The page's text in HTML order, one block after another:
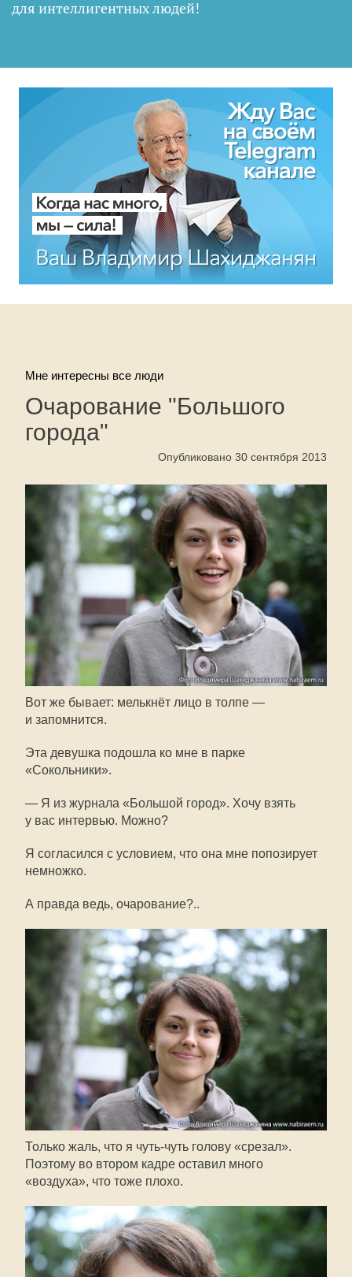
для интеллигентных людей!
Мне интересны все люди
Очарование "Большого
города"
Опубликовано 30 сентября 2013
Вот же бывает: мелькнёт лицо в толпе —
и запомнится.
Эта девушка подошла ко мне в парке
«Сокольники».
— Я из журнала «Большой город». Хочу взять
у вас интервью. Можно?
Я согласился с условием, что она мне попозирует
немножко.
А правда ведь, очарование?..
Только жаль, что я чуть-чуть голову «срезал».
Поэтому во втором кадре оставил много
«воздуха», что тоже плохо.